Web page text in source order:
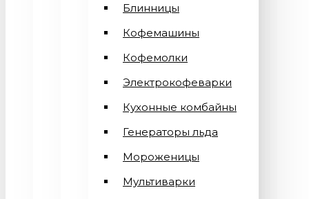
Блинницы
Кофемашины
Кофемолки
Электрокофеварки
Кухонные комбайны
Генераторы льда
Мороженицы
Мультиварки